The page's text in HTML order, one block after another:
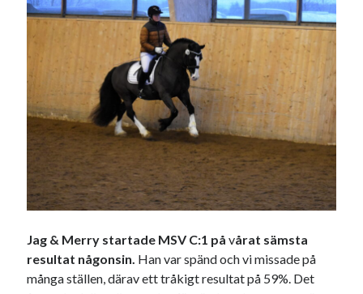
december 2024
november 2024
september 2024
augusti 2024
juli 2024
juni 2024
maj 2024
mars 2024
februari 2024
december 2023
november 2023
oktober 2023
Jag & Merry startade MSV C:1 på vårat sämsta
resultat någonsin. Han var spänd och vi missade på
många ställen, därav ett tråkigt resultat på 59%. Det